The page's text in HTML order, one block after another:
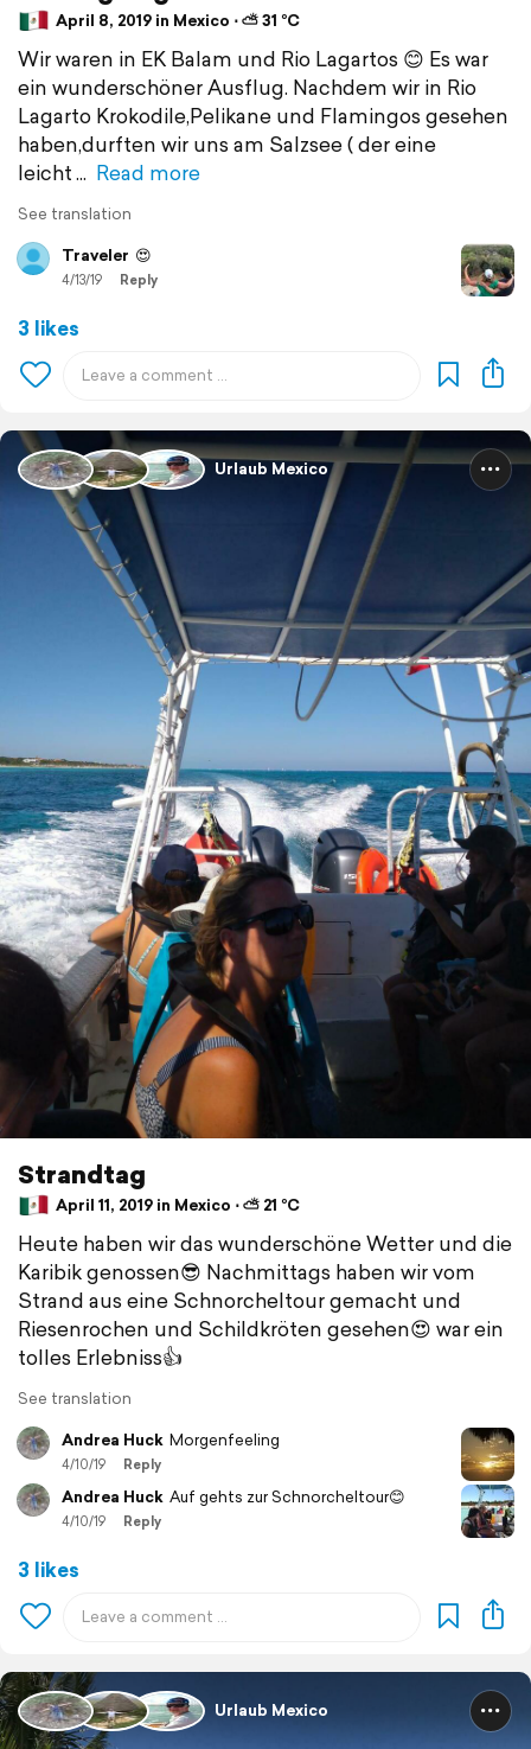
April 8, 2019 in Mexico ⋅ ⛅ 31 °C
Wir waren in EK Balam und Rio Lagartos 😊 Es war
ein wunderschöner Ausflug. Nachdem wir in Rio
Lagarto Krokodile,Pelikane und Flamingos gesehen
haben,durften wir uns am Salzsee ( der eine
leicht
Read more
See translation
Traveler 😍
4/13/19 Reply
3 likes
Urlaub Mexico
Strandtag
April 11, 2019 in Mexico ⋅ ⛅ 21 °C
Heute haben wir das wunderschöne Wetter und die
Karibik genossen😎 Nachmittags haben wir vom
Strand aus eine Schnorcheltour gemacht und
Riesenrochen und Schildkröten gesehen😍 war ein
tolles Erlebniss👍
See translation
Andrea Huck Morgenfeeling
4/10/19 Reply
Andrea Huck Auf gehts zur Schnorcheltour😊
4/10/19 Reply
3 likes
Urlaub Mexico